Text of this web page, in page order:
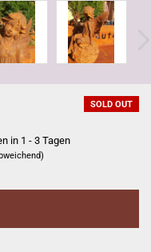
SOLD OUT
in 1 - 3 Tagen